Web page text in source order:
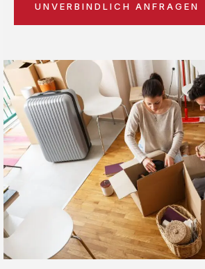
UNVERBINDLICH ANFRAGEN